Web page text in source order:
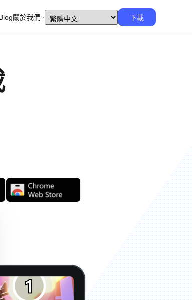
Blog關於我們 下載